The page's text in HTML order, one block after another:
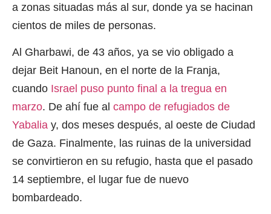
a zonas situadas más al sur, donde ya se hacinan
cientos de miles de personas.
Al Gharbawi, de 43 años, ya se vio obligado a
dejar Beit Hanoun, en el norte de la Franja,
cuando Israel puso punto final a la tregua en
marzo. De ahí fue al campo de refugiados de
Yabalia y, dos meses después, al oeste de Ciudad
de Gaza. Finalmente, las ruinas de la universidad
se convirtieron en su refugio, hasta que el pasado
14 septiembre, el lugar fue de nuevo
bombardeado.